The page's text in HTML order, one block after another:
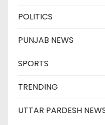
POLITICS
PUNJAB NEWS
SPORTS
TRENDING
UTTAR PARDESH